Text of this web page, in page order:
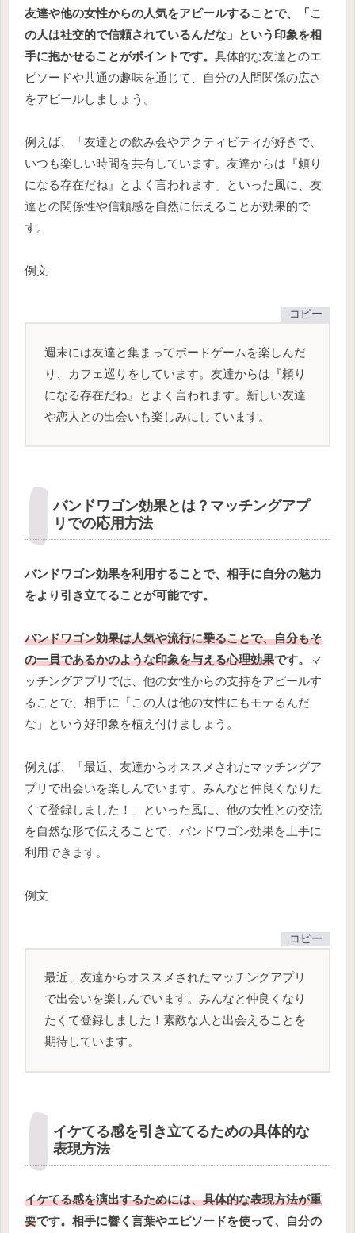
友達や他の女性からの人気をアピールすることで、「こ
の人は社交的で信頼されているんだな」という印象を相
手に抱かせることがポイントです。 具体的な友達とのエ
ピソードや共通の趣味を通じて、自分の人間関係の広さ
をアピールしましょう。
例えば、「友達との飲み会やアクティビティが好きで、
いつも楽しい時間を共有しています。友達からは『頼り
になる存在だね』とよく言われます」といった風に、友
達との関係性や信頼感を自然に伝えることが効果的で
す。
例文
コピー
週末には友達と集まってボードゲームを楽しんだ
り、カフェ巡りをしています。友達からは『頼り
になる存在だね』とよく言われます。新しい友達
や恋人との出会いも楽しみにしています。
バンドワゴン効果とは？マッチングアプ
リでの応用方法
バンドワゴン効果を利用することで、相手に自分の魅力
をより引き立てることが可能です。
バンドワゴン効果は人気や流行に乗ることで、自分もそ
の一員であるかのような印象を与える心理効果です。 マ
ッチングアプリでは、他の女性からの支持をアピールす
ることで、相手に「この人は他の女性にもモテるんだ
な」という好印象を植え付けましょう。
例えば、「最近、友達からオススメされたマッチングア
プリで出会いを楽しんでいます。みんなと仲良くなりた
くて登録しました！」といった風に、他の女性との交流
を自然な形で伝えることで、バンドワゴン効果を上手に
利用できます。
例文
コピー
最近、友達からオススメされたマッチングアプリ
で出会いを楽しんでいます。みんなと仲良くなり
たくて登録しました！素敵な人と出会えることを
期待しています。
イケてる感を引き立てるための具体的な
表現方法
イケてる感を演出するためには、具体的な表現方法が重
要です。相手に響く言葉やエピソードを使って、自分の